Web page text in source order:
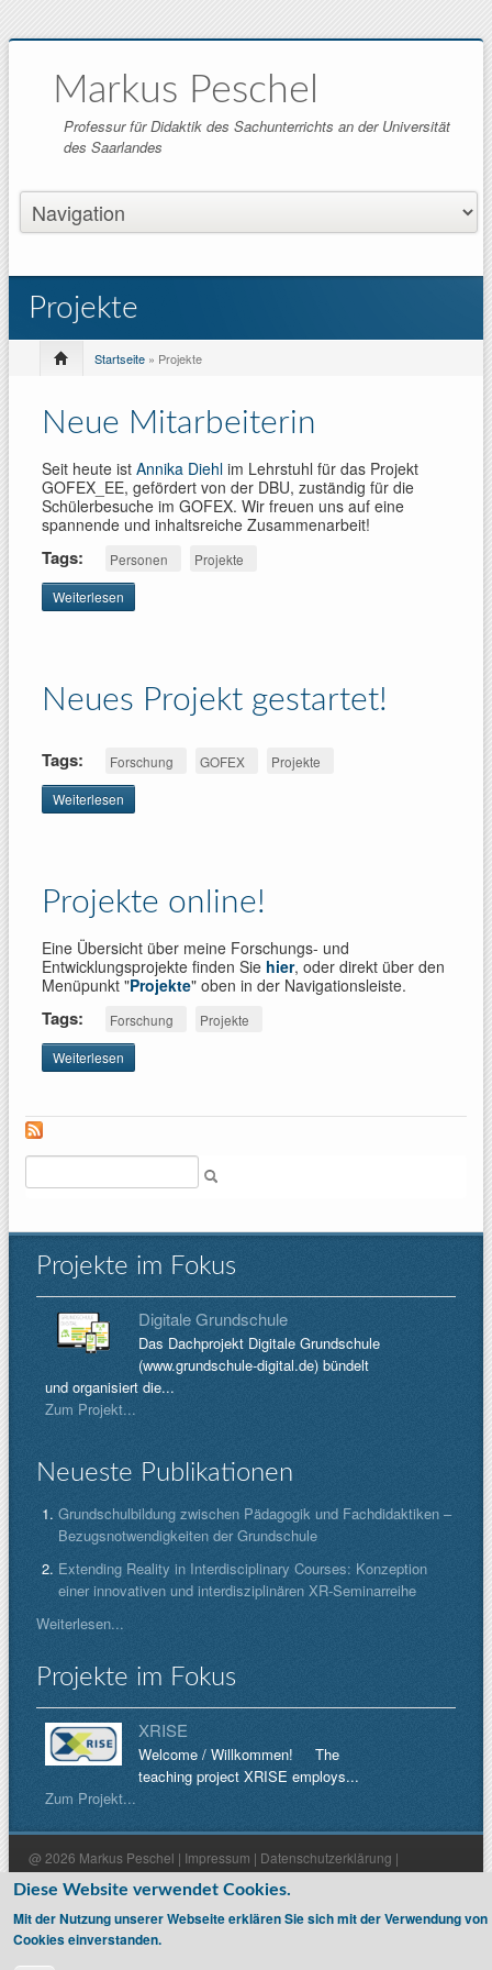
Markus Peschel
Professur für Didaktik des Sachunterrichts an der Universität
des Saarlandes
Projekte
Startseite » Projekte
Neue Mitarbeiterin
Seit heute ist Annika Diehl im Lehrstuhl für das Projekt
GOFEX_EE, gefördert von der DBU, zuständig für die
Schülerbesuche im GOFEX. Wir freuen uns auf eine
spannende und inhaltsreiche Zusammenarbeit!
Tags: Personen
Projekte
Weiterlesen
Mitarbeiterin
Neues Projekt gestartet!
Tags: Forschung GOFEX
Projekte
Weiterlesen
Neues
Projekte online!
Eine Übersicht über meine Forschungs- und
Entwicklungsprojekte finden Sie hier, oder direkt über den
Menüpunkt "Projekte" oben in der Navigationsleiste.
Tags: Forschung
Projekte
Weiterlesen
Projekte
Projekte im Fokus
Digitale Grundschule
Das Dachprojekt Digitale Grundschule
(www.grundschule-digital.de) bündelt
und organisiert die...
Zum Projekt...
Neueste Publikationen
Grundschulbildung zwischen Pädagogik und Fachdidaktiken –
Bezugsnotwendigkeiten der Grundschule
Extending Reality in Interdisciplinary Courses: Konzeption
einer innovativen und interdisziplinären XR-Seminarreihe
Weiterlesen...
Projekte im Fokus
XRISE
Welcome / Willkommen! The
teaching project XRISE employs...
Zum Projekt...
@ 2026 Markus Peschel | Impressum | Datenschutzerklärung |
Haftungsausschluss
Diese Website verwendet Cookies.
Mit der Nutzung unserer Webseite erklären Sie sich mit der Verwendung von
Cookies einverstanden.